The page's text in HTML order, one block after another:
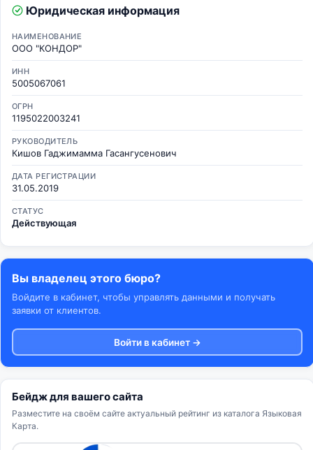
Юридическая информация
НАИМЕНОВАНИЕ
ООО "КОНДОР"
ИНН
5005067061
ОГРН
1195022003241
РУКОВОДИТЕЛЬ
Кишов Гаджимамма Гасангусенович
ДАТА РЕГИСТРАЦИИ
31.05.2019
СТАТУС
Действующая
Вы владелец этого бюро?
Войдите в кабинет, чтобы управлять данными и получать
заявки от клиентов.
Войти в кабинет →
Бейдж для вашего сайта
Разместите на своём сайте актуальный рейтинг из каталога Языковая
Карта.